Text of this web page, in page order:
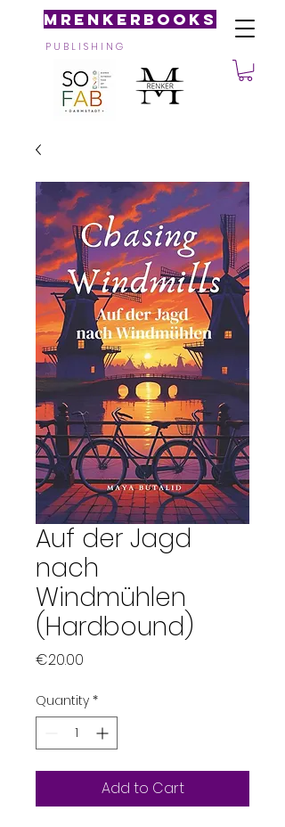
MRenkerBooks
P U B L I S H I N G
Auf der Jagd
nach
Windmühlen
(Hardbound)
€20.00
Quantity *
Add to Cart